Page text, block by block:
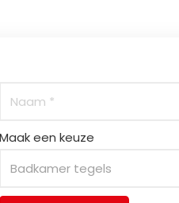
Maak een keuze